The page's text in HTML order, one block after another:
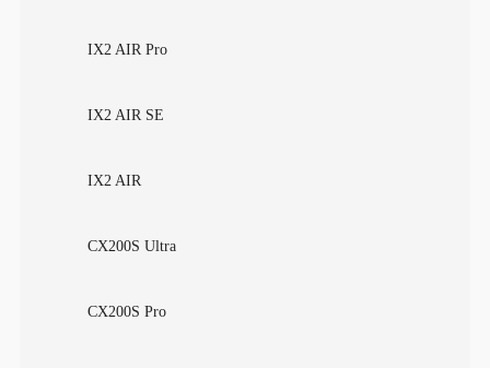
IX2 AIR Pro
IX2 AIR SE
IX2 AIR
CX200S Ultra
CX200S Pro